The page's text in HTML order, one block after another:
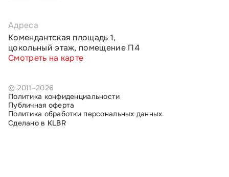
© 2011–2026
Политика конфиденциальности
Публичная оферта
Политика обработки персональных данных
Сделано в KLBR
Адреса
Комендантская площадь 1,
цокольный этаж, помещение П4
Смотреть на карте